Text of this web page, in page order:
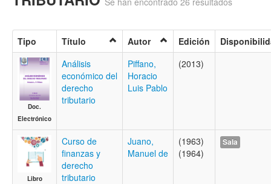
Contacto
Iniciar sesión
Tipo Título Autor Edición
Doc.
Electrónico
Análisis
económico del
derecho
tributario
Piffano,
Horacio
Luis Pablo
(2013)
Libro
Curso de
finanzas y
derecho
tributario
Juano,
Manuel de
(1963)
(1964)
Sala